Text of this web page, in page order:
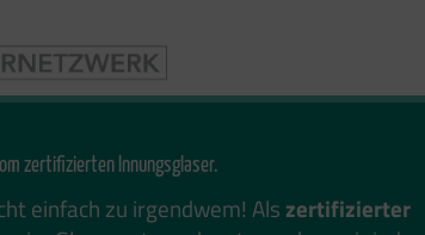
zertifizierten Innungsglaser.
einfach zu irgendwem! Als zertifizierter